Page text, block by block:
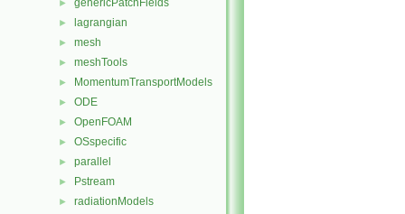
► genericPatchFields
► lagrangian
► mesh
► meshTools
► MomentumTransportModels
► ODE
► OpenFOAM
► OSspecific
► parallel
► Pstream
► radiationModels